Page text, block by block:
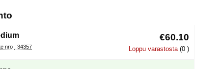
Tuote nro : 34357
€60.10
Loppu varastosta(0 )